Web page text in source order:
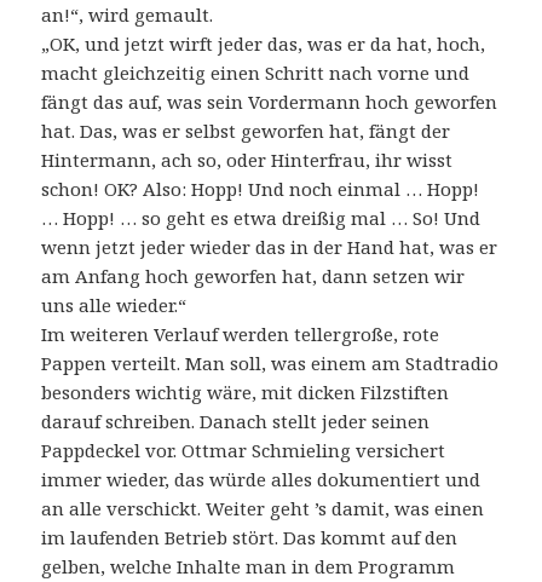
an!“, wird gemault.
„OK, und jetzt wirft jeder das, was er da hat, hoch,
macht gleichzeitig einen Schritt nach vorne und
fängt das auf, was sein Vordermann hoch geworfen
hat. Das, was er selbst geworfen hat, fängt der
Hintermann, ach so, oder Hinterfrau, ihr wisst
schon! OK? Also: Hopp! Und noch einmal … Hopp!
… Hopp! … so geht es etwa dreißig mal … So! Und
wenn jetzt jeder wieder das in der Hand hat, was er
am Anfang hoch geworfen hat, dann setzen wir
uns alle wieder.“
Im weiteren Verlauf werden tellergroße, rote
Pappen verteilt. Man soll, was einem am Stadtradio
besonders wichtig wäre, mit dicken Filzstiften
darauf schreiben. Danach stellt jeder seinen
Pappdeckel vor. Ottmar Schmieling versichert
immer wieder, das würde alles dokumentiert und
an alle verschickt. Weiter geht ’s damit, was einen
im laufenden Betrieb stört. Das kommt auf den
gelben, welche Inhalte man in dem Programm